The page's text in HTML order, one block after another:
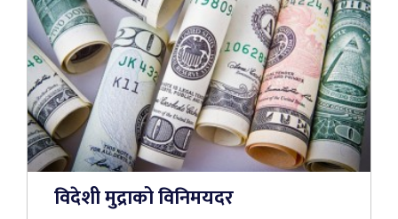
विदेशी मुद्राको विनिमयदर